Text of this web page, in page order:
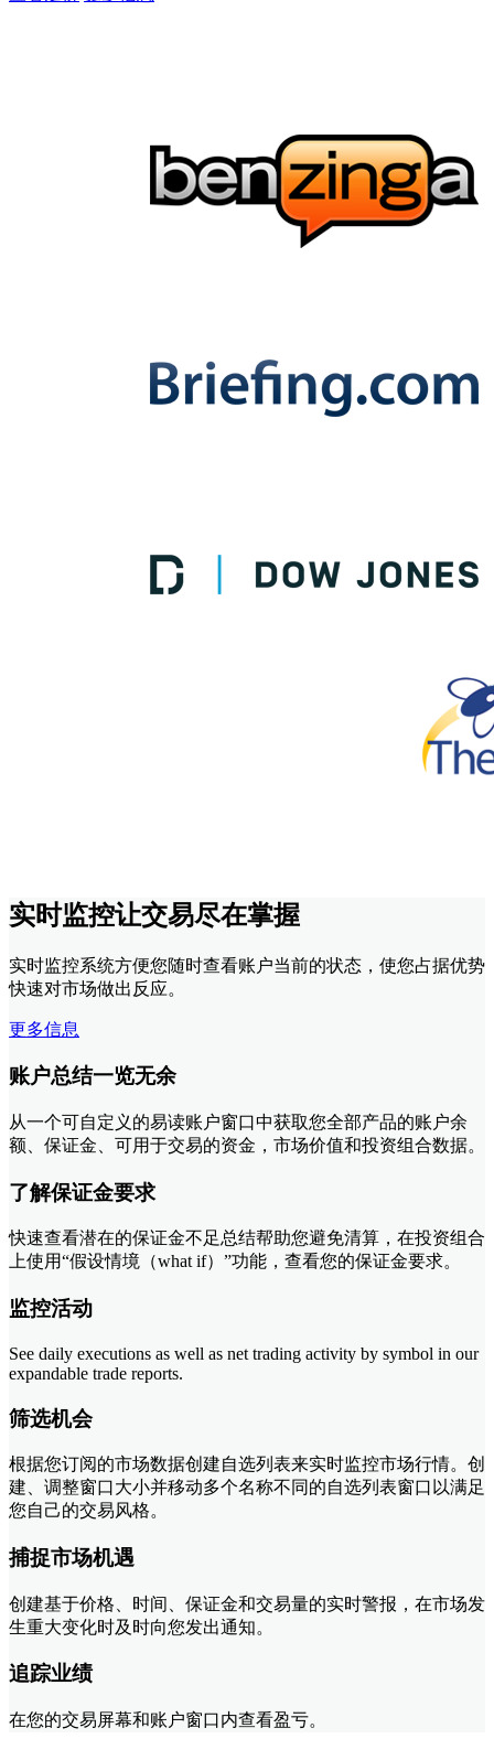
实时监控让交易尽在掌握
实时监控系统方便您随时查看账户当前的状态，使您占据优势
快速对市场做出反应。
更多信息
账户总结一览无余
从一个可自定义的易读账户窗口中获取您全部产品的账户余
额、保证金、可用于交易的资金，市场价值和投资组合数据。
了解保证金要求
快速查看潜在的保证金不足总结帮助您避免清算，在投资组合
上使用“假设情境（what if）”功能，查看您的保证金要求。
监控活动
See daily executions as well as net trading activity by symbol in our
expandable trade reports.
筛选机会
根据您订阅的市场数据创建自选列表来实时监控市场行情。创
建、调整窗口大小并移动多个名称不同的自选列表窗口以满足
您自己的交易风格。
捕捉市场机遇
创建基于价格、时间、保证金和交易量的实时警报，在市场发
生重大变化时及时向您发出通知。
追踪业绩
在您的交易屏幕和账户窗口内查看盈亏。